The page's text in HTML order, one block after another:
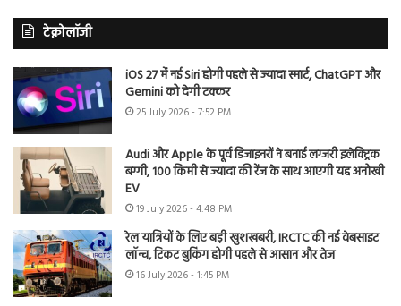
टेक्नोलॉजी
iOS 27 में नई Siri होगी पहले से ज्यादा स्मार्ट, ChatGPT और
Gemini को देगी टक्कर
25 July 2026 - 7:52 PM
Audi और Apple के पूर्व डिजाइनरों ने बनाई लग्जरी इलेक्ट्रिक
बग्गी, 100 किमी से ज्यादा की रेंज के साथ आएगी यह अनोखी
EV
19 July 2026 - 4:48 PM
रेल यात्रियों के लिए बड़ी खुशखबरी, IRCTC की नई वेबसाइट
लॉन्च, टिकट बुकिंग होगी पहले से आसान और तेज
16 July 2026 - 1:45 PM